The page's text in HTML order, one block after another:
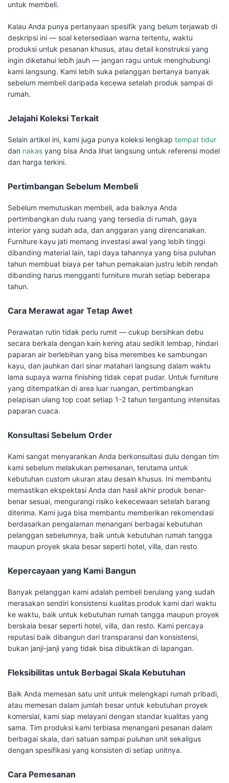
untuk membeli.
Kalau Anda punya pertanyaan spesifik yang belum terjawab di
deskripsi ini — soal ketersediaan warna tertentu, waktu
produksi untuk pesanan khusus, atau detail konstruksi yang
ingin diketahui lebih jauh — jangan ragu untuk menghubungi
kami langsung. Kami lebih suka pelanggan bertanya banyak
sebelum membeli daripada kecewa setelah produk sampai di
rumah.
Jelajahi Koleksi Terkait
Selain artikel ini, kami juga punya koleksi lengkap tempat tidur
dan nakas yang bisa Anda lihat langsung untuk referensi model
dan harga terkini.
Pertimbangan Sebelum Membeli
Sebelum memutuskan membeli, ada baiknya Anda
pertimbangkan dulu ruang yang tersedia di rumah, gaya
interior yang sudah ada, dan anggaran yang direncanakan.
Furniture kayu jati memang investasi awal yang lebih tinggi
dibanding material lain, tapi daya tahannya yang bisa puluhan
tahun membuat biaya per tahun pemakaian justru lebih rendah
dibanding harus mengganti furniture murah setiap beberapa
tahun.
Cara Merawat agar Tetap Awet
Perawatan rutin tidak perlu rumit — cukup bersihkan debu
secara berkala dengan kain kering atau sedikit lembap, hindari
paparan air berlebihan yang bisa merembes ke sambungan
kayu, dan jauhkan dari sinar matahari langsung dalam waktu
lama supaya warna finishing tidak cepat pudar. Untuk furniture
yang ditempatkan di area luar ruangan, pertimbangkan
pelapisan ulang top coat setiap 1-2 tahun tergantung intensitas
paparan cuaca.
Konsultasi Sebelum Order
Kami sangat menyarankan Anda berkonsultasi dulu dengan tim
kami sebelum melakukan pemesanan, terutama untuk
kebutuhan custom ukuran atau desain khusus. Ini membantu
memastikan ekspektasi Anda dan hasil akhir produk benar-
benar sesuai, mengurangi risiko kekecewaan setelah barang
diterima. Kami juga bisa membantu memberikan rekomendasi
berdasarkan pengalaman menangani berbagai kebutuhan
pelanggan sebelumnya, baik untuk kebutuhan rumah tangga
maupun proyek skala besar seperti hotel, villa, dan resto.
Kepercayaan yang Kami Bangun
Banyak pelanggan kami adalah pembeli berulang yang sudah
merasakan sendiri konsistensi kualitas produk kami dari waktu
ke waktu, baik untuk kebutuhan rumah tangga maupun proyek
berskala besar seperti hotel, villa, dan resto. Kami percaya
reputasi baik dibangun dari transparansi dan konsistensi,
bukan janji-janji yang tidak bisa dibuktikan di lapangan.
Fleksibilitas untuk Berbagai Skala Kebutuhan
Baik Anda memesan satu unit untuk melengkapi rumah pribadi,
atau memesan dalam jumlah besar untuk kebutuhan proyek
komersial, kami siap melayani dengan standar kualitas yang
sama. Tim produksi kami terbiasa menangani pesanan dalam
berbagai skala, dari satuan sampai puluhan unit sekaligus
dengan spesifikasi yang konsisten di setiap unitnya.
Cara Pemesanan